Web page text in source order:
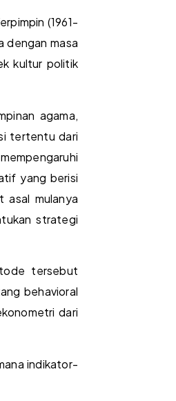
(1961-
dengan masa
kultur politik
agama,
tertentu dari
yang berisi
mulanya
strategi
tersebut
behavioral
dari
indikator-